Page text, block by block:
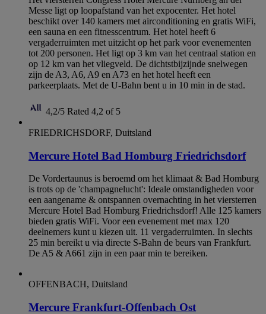
Messe ligt op loopafstand van het expocenter. Het hotel
beschikt over 140 kamers met airconditioning en gratis WiFi,
een sauna en een fitnesscentrum. Het hotel heeft 6
vergaderruimten met uitzicht op het park voor evenementen
tot 200 personen. Het ligt op 3 km van het centraal station en
op 12 km van het vliegveld. De dichtstbijzijnde snelwegen
zijn de A3, A6, A9 en A73 en het hotel heeft een
parkeerplaats. Met de U-Bahn bent u in 10 min in de stad.
4,2/5 Rated 4,2 of 5
FRIEDRICHSDORF, Duitsland
Mercure Hotel Bad Homburg Friedrichsdorf
De Vordertaunus is beroemd om het klimaat & Bad Homburg
is trots op de 'champagnelucht': Ideale omstandigheden voor
een aangename & ontspannen overnachting in het viersterren
Mercure Hotel Bad Homburg Friedrichsdorf! Alle 125 kamers
bieden gratis WiFi. Voor een evenement met max 120
deelnemers kunt u kiezen uit. 11 vergaderruimten. In slechts
25 min bereikt u via directe S-Bahn de beurs van Frankfurt.
De A5 & A661 zijn in een paar min te bereiken.
OFFENBACH, Duitsland
Mercure Frankfurt-Offenbach Ost